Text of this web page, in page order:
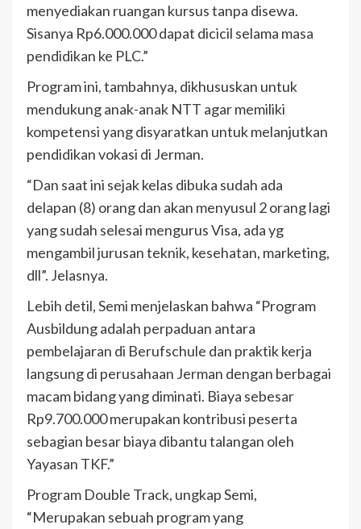
menyediakan ruangan kursus tanpa disewa.
Sisanya Rp6.000.000 dapat dicicil selama masa
pendidikan ke PLC.”
Program ini, tambahnya, dikhususkan untuk
mendukung anak-anak NTT agar memiliki
kompetensi yang disyaratkan untuk melanjutkan
pendidikan vokasi di Jerman.
“Dan saat ini sejak kelas dibuka sudah ada
delapan (8) orang dan akan menyusul 2 orang lagi
yang sudah selesai mengurus Visa, ada yg
mengambil jurusan teknik, kesehatan, marketing,
dll”. Jelasnya.
Lebih detil, Semi menjelaskan bahwa “Program
Ausbildung adalah perpaduan antara
pembelajaran di Berufschule dan praktik kerja
langsung di perusahaan Jerman dengan berbagai
macam bidang yang diminati. Biaya sebesar
Rp9.700.000 merupakan kontribusi peserta
sebagian besar biaya dibantu talangan oleh
Yayasan TKF.”
Program Double Track, ungkap Semi,
“Merupakan sebuah program yang